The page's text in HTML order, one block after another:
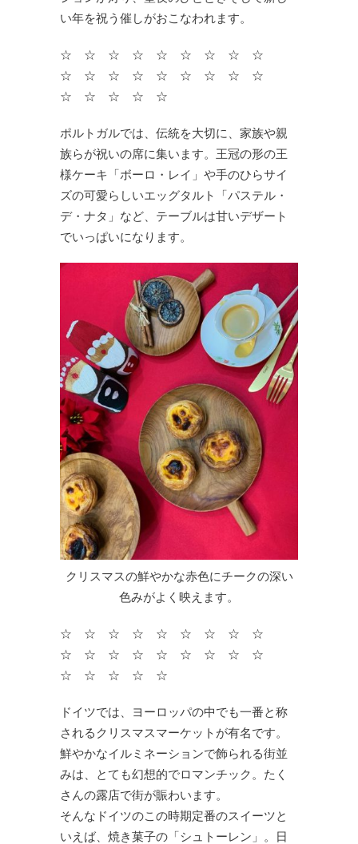
い年を祝う催しがおこなわれます。
☆ ☆ ☆ ☆ ☆ ☆ ☆ ☆ ☆
☆ ☆ ☆ ☆ ☆ ☆ ☆ ☆ ☆
☆ ☆ ☆ ☆ ☆
ポルトガルでは、伝統を大切に、家族や親
族らが祝いの席に集います。王冠の形の王
様ケーキ「ボーロ・レイ」や手のひらサイ
ズの可愛らしいエッグタルト「パステル・
デ・ナタ」など、テーブルは甘いデザート
でいっぱいになります。
クリスマスの鮮やかな赤色にチークの深い
色みがよく映えます。
☆ ☆ ☆ ☆ ☆ ☆ ☆ ☆ ☆
☆ ☆ ☆ ☆ ☆ ☆ ☆ ☆ ☆
☆ ☆ ☆ ☆ ☆
ドイツでは、ヨーロッパの中でも一番と称
されるクリスマスマーケットが有名です。
鮮やかなイルミネーションで飾られる街並
みは、とても幻想的でロマンチック。たく
さんの露店で街が賑わいます。
そんなドイツのこの時期定番のスイーツと
いえば、焼き菓子の「シュトーレン」。日